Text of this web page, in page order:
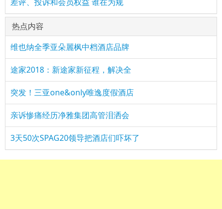
热点内容
维也纳全季亚朵麗枫中档酒店品牌
途家2018：新途家新征程，解决全
突发！三亚one&only唯逸度假酒店
亲诉惨痛经历净雅集团高管泪洒会
3天50次SPAG20领导把酒店们吓坏了